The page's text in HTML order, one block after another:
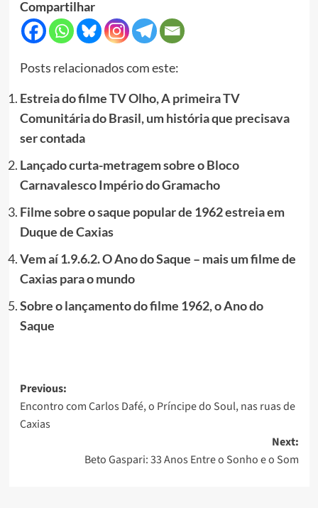
Compartilhar
Posts relacionados com este:
Estreia do filme TV Olho, A primeira TV
Comunitária do Brasil, um história que precisava
ser contada
Lançado curta-metragem sobre o Bloco
Carnavalesco Império do Gramacho
Filme sobre o saque popular de 1962 estreia em
Duque de Caxias
Vem aí 1.9.6.2. O Ano do Saque – mais um filme de
Caxias para o mundo
Sobre o lançamento do filme 1962, o Ano do
Saque
Post
navigation
Previous:
Encontro com Carlos Dafé, o Príncipe do Soul, nas ruas de
Caxias
Next:
Beto Gaspari: 33 Anos Entre o Sonho e o Som